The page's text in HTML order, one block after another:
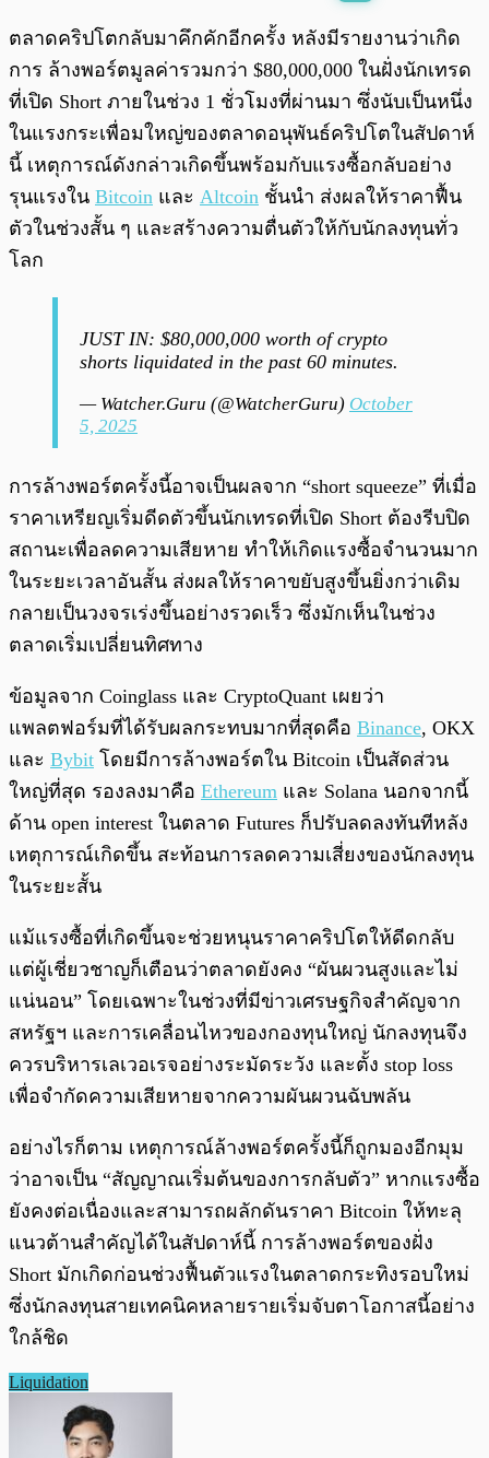
พร้อมเล่น 0:00
ตลาดคริปโตกลับมาคึกคักอีกครั้ง หลังมีรายงานว่าเกิด
การ ล้างพอร์ตมูลค่ารวมกว่า $80,000,000 ในฝั่งนักเทรด
ที่เปิด Short ภายในช่วง 1 ชั่วโมงที่ผ่านมา ซึ่งนับเป็นหนึ่ง
ในแรงกระเพื่อมใหญ่ของตลาดอนุพันธ์คริปโตในสัปดาห์
นี้ เหตุการณ์ดังกล่าวเกิดขึ้นพร้อมกับแรงซื้อกลับอย่าง
รุนแรงใน Bitcoin และ Altcoin ชั้นนำ ส่งผลให้ราคาฟื้น
ตัวในช่วงสั้น ๆ และสร้างความตื่นตัวให้กับนักลงทุนทั่ว
โลก
JUST IN: $80,000,000 worth of crypto
shorts liquidated in the past 60 minutes.
— Watcher.Guru (@WatcherGuru) October
5, 2025
การล้างพอร์ตครั้งนี้อาจเป็นผลจาก “short squeeze” ที่เมื่อ
ราคาเหรียญเริ่มดีดตัวขึ้นนักเทรดที่เปิด Short ต้องรีบปิด
สถานะเพื่อลดความเสียหาย ทำให้เกิดแรงซื้อจำนวนมาก
ในระยะเวลาอันสั้น ส่งผลให้ราคาขยับสูงขึ้นยิ่งกว่าเดิม
กลายเป็นวงจรเร่งขึ้นอย่างรวดเร็ว ซึ่งมักเห็นในช่วง
ตลาดเริ่มเปลี่ยนทิศทาง
ข้อมูลจาก Coinglass และ CryptoQuant เผยว่า
แพลตฟอร์มที่ได้รับผลกระทบมากที่สุดคือ Binance, OKX
และ Bybit โดยมีการล้างพอร์ตใน Bitcoin เป็นสัดส่วน
ใหญ่ที่สุด รองลงมาคือ Ethereum และ Solana นอกจากนี้
ด้าน open interest ในตลาด Futures ก็ปรับลดลงทันทีหลัง
เหตุการณ์เกิดขึ้น สะท้อนการลดความเสี่ยงของนักลงทุน
ในระยะสั้น
แม้แรงซื้อที่เกิดขึ้นจะช่วยหนุนราคาคริปโตให้ดีดกลับ
แต่ผู้เชี่ยวชาญก็เตือนว่าตลาดยังคง “ผันผวนสูงและไม่
แน่นอน” โดยเฉพาะในช่วงที่มีข่าวเศรษฐกิจสำคัญจาก
สหรัฐฯ และการเคลื่อนไหวของกองทุนใหญ่ นักลงทุนจึง
ควรบริหารเลเวอเรจอย่างระมัดระวัง และตั้ง stop loss
เพื่อจำกัดความเสียหายจากความผันผวนฉับพลัน
อย่างไรก็ตาม เหตุการณ์ล้างพอร์ตครั้งนี้ก็ถูกมองอีกมุม
ว่าอาจเป็น “สัญญาณเริ่มต้นของการกลับตัว” หากแรงซื้อ
ยังคงต่อเนื่องและสามารถผลักดันราคา Bitcoin ให้ทะลุ
แนวต้านสำคัญได้ในสัปดาห์นี้ การล้างพอร์ตของฝั่ง
Short มักเกิดก่อนช่วงฟื้นตัวแรงในตลาดกระทิงรอบใหม่
ซึ่งนักลงทุนสายเทคนิคหลายรายเริ่มจับตาโอกาสนี้อย่าง
ใกล้ชิด
Liquidation